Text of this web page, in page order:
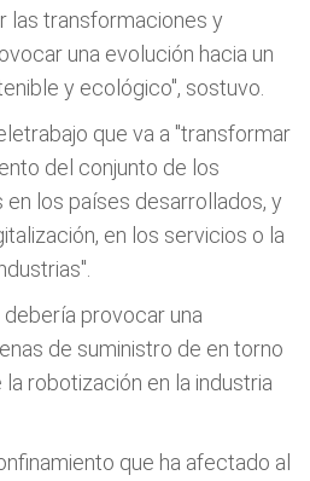
las transformaciones y
una evolución hacia un
y ecológico", sostuvo.
que va a "transformar
del conjunto de los
en los países desarrollados, y
en los servicios o la
provocar una
de suministro de en torno
robotización en la industria
que ha afectado al